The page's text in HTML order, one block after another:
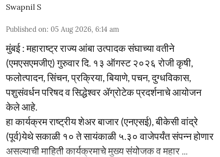
Swapnil S
Published on: 05 Aug 2026, 6:14 am
मुंबई : महाराष्ट्र राज्य आंबा उत्पादक संघाच्या वतीने
(एमएसएमजीए) गुरुवार दि. १३ ऑगस्ट २०२६ रोजी कृषी,
फलोत्पादन, सिंचन, प्रक्रिया, बियाणे, पचन, दुग्धविकास,
पशुसंवर्धन परिषद व सिद्धेश्वर ॲग्रोटेक प्रदर्शनाचे आयोजन
केले आहे.
हा कार्यक्रम राष्ट्रीय शेअर बाजार (एनएसई), बीकेसी वांद्रे
(पूर्व)येथे सकाळी १० ते सायंकाळी ५.३० वाजेपर्यंत संपन्न होणार
असल्याची माहिती कार्यक्रमाचे मुख्य संयोजक व महार ...